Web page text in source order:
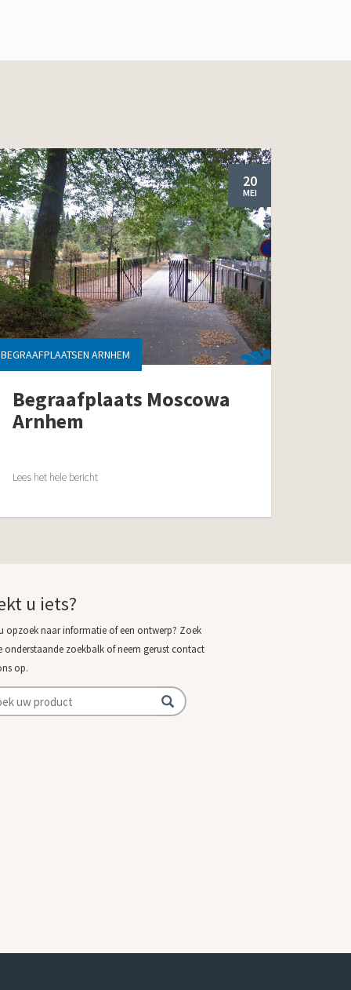
20
MEI
BEGRAAFPLAATSEN ARNHEM
Begraafplaats Moscowa
Arnhem
Lees het hele bericht
u iets?
opzoek naar informatie of een ontwerp? Zoek
onderstaande zoekbalk of neem gerust contact
op.